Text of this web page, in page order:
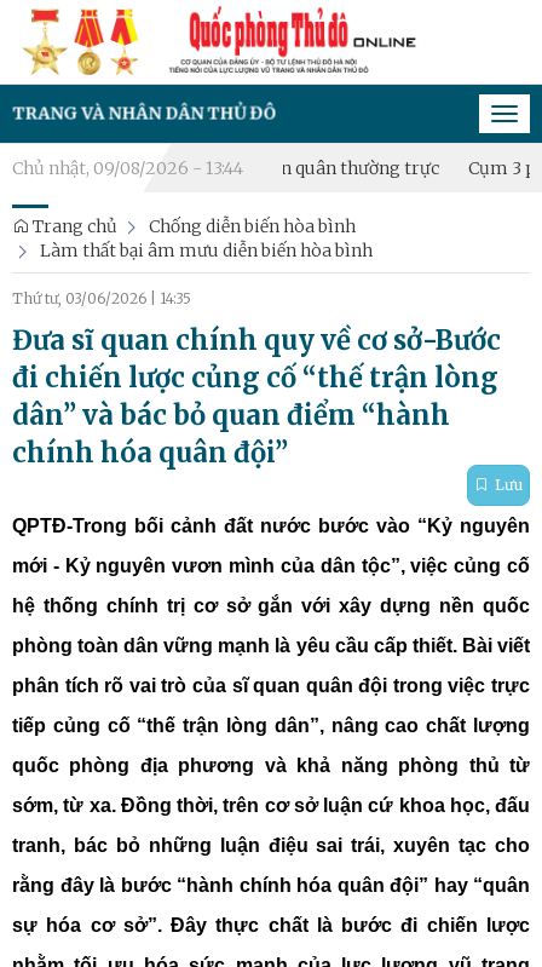
DÂN THỦ ĐÔ
Chủ nhật, 09/08/2026 - 13:44
Thành lập Tiểu đội dân quân thường trực Cụm 3 phường Đại
Trang chủ
Chống diễn biến hòa bình
Làm thất bại âm mưu diễn biến hòa bình
Thứ tư, 03/06/2026 14:35
Đưa sĩ quan chính quy về cơ sở-Bước
đi chiến lược củng cố “thế trận lòng
dân” và bác bỏ quan điểm “hành
chính hóa quân đội”
Lưu
QPTĐ-Trong bối cảnh đất nước bước vào “Kỷ nguyên
mới - Kỷ nguyên vươn mình của dân tộc”, việc củng cố
hệ thống chính trị cơ sở gắn với xây dựng nền quốc
phòng toàn dân vững mạnh là yêu cầu cấp thiết. Bài viết
phân tích rõ vai trò của sĩ quan quân đội trong việc trực
tiếp củng cố “thế trận lòng dân”, nâng cao chất lượng
quốc phòng địa phương và khả năng phòng thủ từ
sớm, từ xa. Đồng thời, trên cơ sở luận cứ khoa học, đấu
tranh, bác bỏ những luận điệu sai trái, xuyên tạc cho
rằng đây là bước “hành chính hóa quân đội” hay “quân
sự hóa cơ sở”. Đây thực chất là bước đi chiến lược